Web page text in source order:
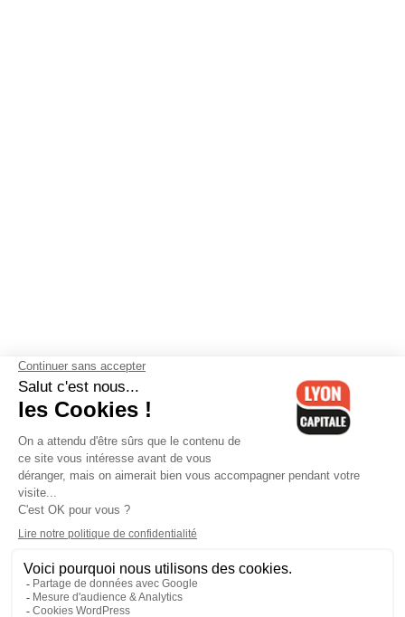
Contactez-nous-Mentions légales-CGV-Politique de
confidentialité-Gestion des cookies